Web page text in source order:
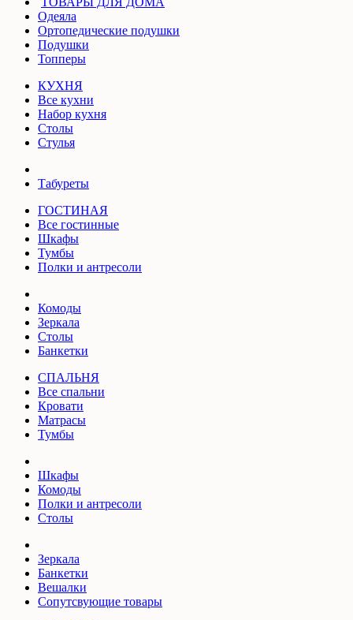
Одеяла
Ортопедические подушки
Подушки
Топперы
КУХНЯ
Все кухни
Набор кухня
Столы
Стулья
Табуреты
ГОСТИНАЯ
Все гостинные
Шкафы
Тумбы
Полки и антресоли
Комоды
Зеркала
Столы
Банкетки
СПАЛЬНЯ
Все спальни
Кровати
Матрасы
Тумбы
Шкафы
Комоды
Полки и антресоли
Столы
Зеркала
Банкетки
Вешалки
Сопутсвующие товары